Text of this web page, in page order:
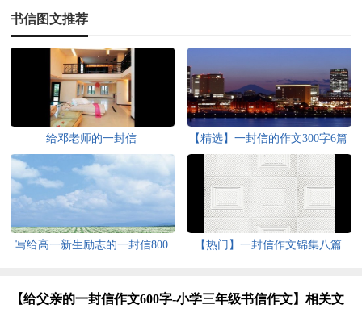
书信图文推荐
给邓老师的一封信 【精选】一封信的作文300字6篇
写给高一新生励志的一封信800
【热门】一封信作文锦集八篇
【给父亲的一封信作文600字-小学三年级书信作文】相关文